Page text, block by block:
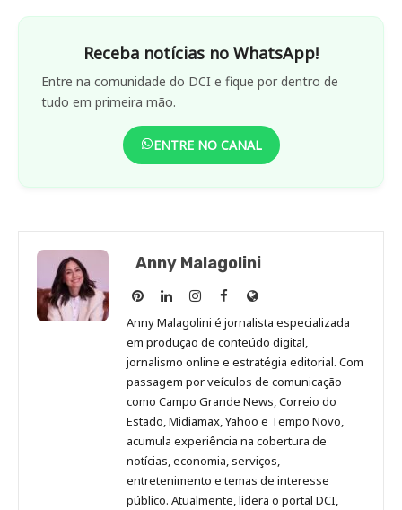
Receba notícias no WhatsApp!
Entre na comunidade do DCI e fique por dentro de
tudo em primeira mão.
ENTRE NO CANAL
Anny Malagolini
Anny
Malagolini
no
Pinterest
Anny
Malagolini
no
LinkedIn
Anny
Malagolini
no
Instagram
Anny
Malagolini
no
Facebook
Site
de
Anny
Malagolini
Anny Malagolini é jornalista especializada
em produção de conteúdo digital,
jornalismo online e estratégia editorial. Com
passagem por veículos de comunicação
como Campo Grande News, Correio do
Estado, Midiamax, Yahoo e Tempo Novo,
acumula experiência na cobertura de
notícias, economia, serviços,
entretenimento e temas de interesse
público. Atualmente, lidera o portal DCI,